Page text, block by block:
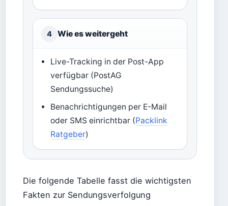
4 Wie es weitergeht
Live-Tracking in der Post-App
verfügbar (PostAG
Sendungssuche)
Benachrichtigungen per E-Mail
oder SMS einrichtbar (Packlink
Ratgeber)
Die folgende Tabelle fasst die wichtigsten
Fakten zur Sendungsverfolgung